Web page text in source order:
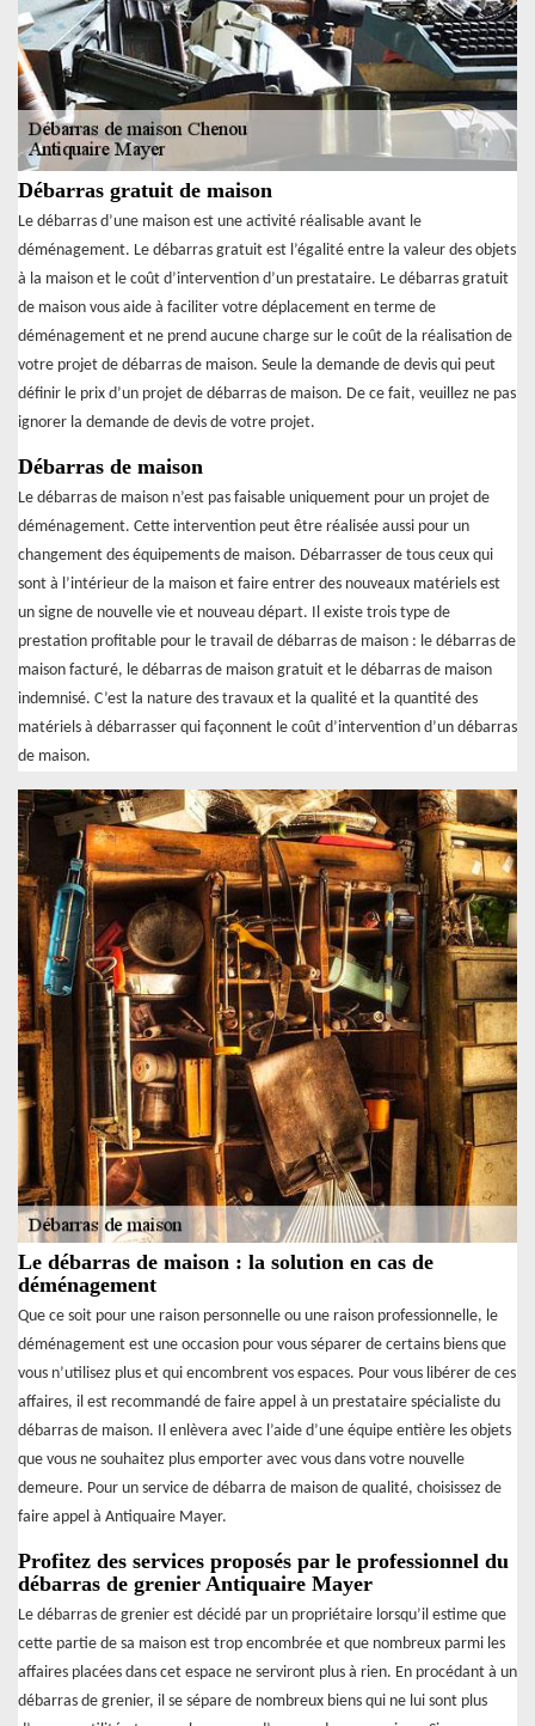
Débarras gratuit de maison
Le débarras d’une maison est une activité réalisable avant le
déménagement. Le débarras gratuit est l’égalité entre la valeur des objets
à la maison et le coût d’intervention d’un prestataire. Le débarras gratuit
de maison vous aide à faciliter votre déplacement en terme de
déménagement et ne prend aucune charge sur le coût de la réalisation de
votre projet de débarras de maison. Seule la demande de devis qui peut
définir le prix d’un projet de débarras de maison. De ce fait, veuillez ne pas
ignorer la demande de devis de votre projet.
Débarras de maison
Le débarras de maison n’est pas faisable uniquement pour un projet de
déménagement. Cette intervention peut être réalisée aussi pour un
changement des équipements de maison. Débarrasser de tous ceux qui
sont à l’intérieur de la maison et faire entrer des nouveaux matériels est
un signe de nouvelle vie et nouveau départ. Il existe trois type de
prestation profitable pour le travail de débarras de maison : le débarras de
maison facturé, le débarras de maison gratuit et le débarras de maison
indemnisé. C’est la nature des travaux et la qualité et la quantité des
matériels à débarrasser qui façonnent le coût d’intervention d’un débarras
de maison.
Le débarras de maison : la solution en cas de
déménagement
Que ce soit pour une raison personnelle ou une raison professionnelle, le
déménagement est une occasion pour vous séparer de certains biens que
vous n’utilisez plus et qui encombrent vos espaces. Pour vous libérer de ces
affaires, il est recommandé de faire appel à un prestataire spécialiste du
débarras de maison. Il enlèvera avec l’aide d’une équipe entière les objets
que vous ne souhaitez plus emporter avec vous dans votre nouvelle
demeure. Pour un service de débarra de maison de qualité, choisissez de
faire appel à Antiquaire Mayer.
Profitez des services proposés par le professionnel du
débarras de grenier Antiquaire Mayer
Le débarras de grenier est décidé par un propriétaire lorsqu’il estime que
cette partie de sa maison est trop encombrée et que nombreux parmi les
affaires placées dans cet espace ne serviront plus à rien. En procédant à un
débarras de grenier, il se sépare de nombreux biens qui ne lui sont plus